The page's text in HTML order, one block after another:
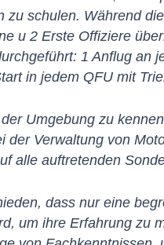
zu schulen. Während
u 2 Erste Offiziere
1 Anflug an
in jedem QFU mit
Umgebung zu
der Verwaltung von
alle auftretenden
dass nur eine
um ihre Erfahrung zu